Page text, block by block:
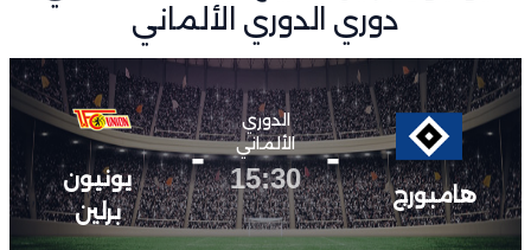
دوري الدوري الألماني
هامبورج
-
الدوري
الألماني
15:30
-
يونيون
برلين